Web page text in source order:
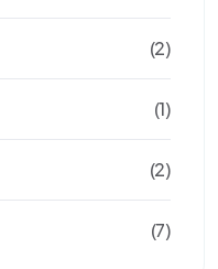
(2)
(1)
(2)
(7)